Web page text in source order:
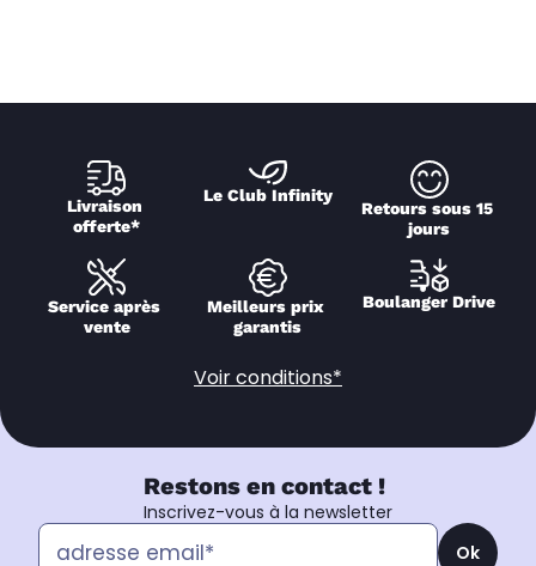
Livraison
offerte*
Le Club Infinity
Retours sous 15
jours
Service après
vente
Meilleurs prix
garantis
Boulanger Drive
Voir conditions*
Restons en contact !
Inscrivez-vous à la newsletter
Ok